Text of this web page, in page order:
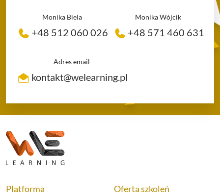
Monika Biela
+48 512 060 026
Monika Wójcik
+48 571 460 631
Adres email
kontakt@welearning.pl
Platforma Oferta szkoleń